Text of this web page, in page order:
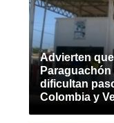
Advierten
dificultan
Colombia y